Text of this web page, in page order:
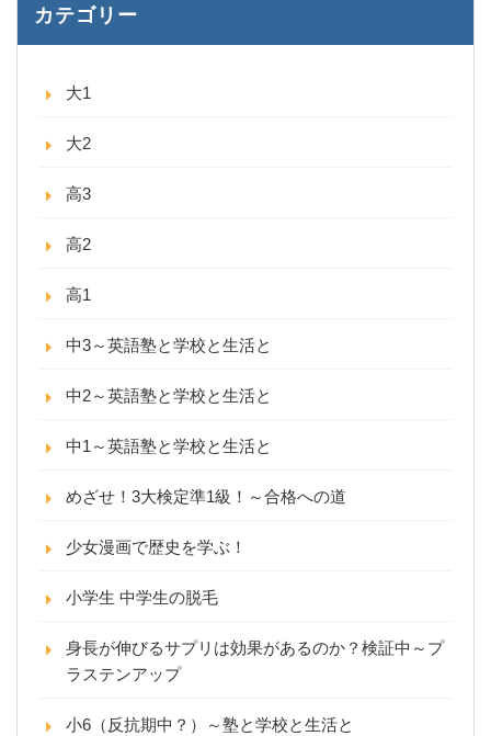
カテゴリー
大1
大2
高3
高2
高1
中3～英語塾と学校と生活と
中2～英語塾と学校と生活と
中1～英語塾と学校と生活と
めざせ！3大検定準1級！～合格への道
少女漫画で歴史を学ぶ！
小学生 中学生の脱毛
身長が伸びるサプリは効果があるのか？検証中～プ
ラステンアップ
小6（反抗期中？）～塾と学校と生活と